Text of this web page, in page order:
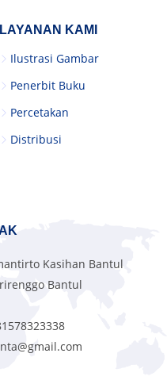
LAYANAN KAMI
Ilustrasi Gambar
Penerbit Buku
Percetakan
Distribusi
Kasihan Bantul
Bantul